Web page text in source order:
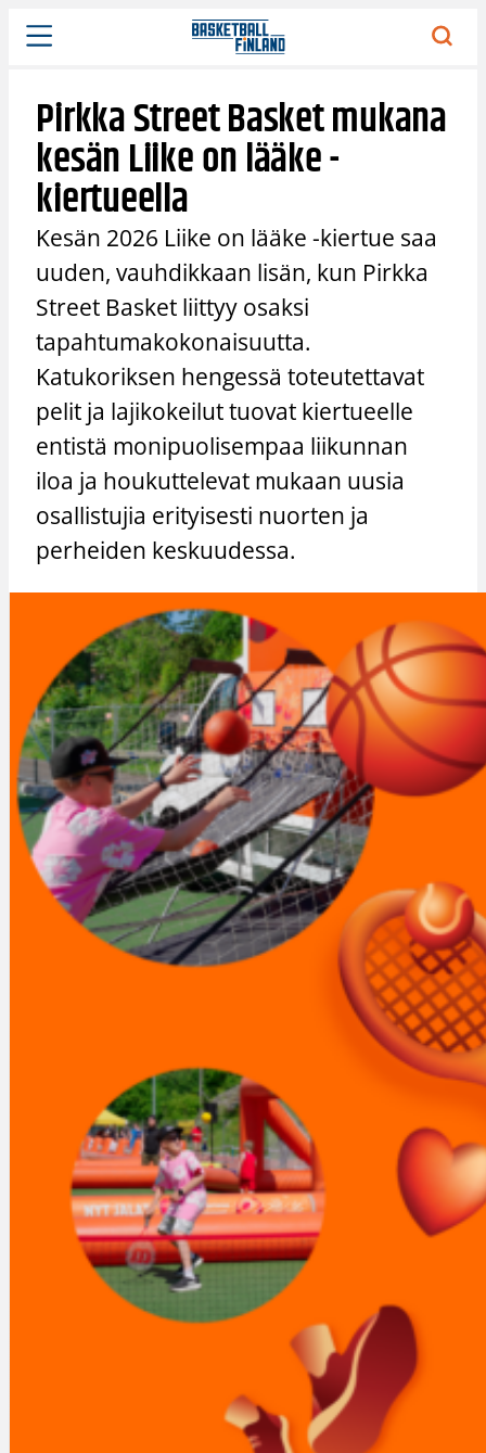
Siirry
sisältöön
Pirkka Street Basket mukana
kesän Liike on lääke -
kiertueella
Kesän 2026 Liike on lääke -kiertue saa
uuden, vauhdikkaan lisän, kun Pirkka
Street Basket liittyy osaksi
tapahtumakokonaisuutta.
Katukoriksen hengessä toteutettavat
pelit ja lajikokeilut tuovat kiertueelle
entistä monipuolisempaa liikunnan
iloa ja houkuttelevat mukaan uusia
osallistujia erityisesti nuorten ja
perheiden keskuudessa.